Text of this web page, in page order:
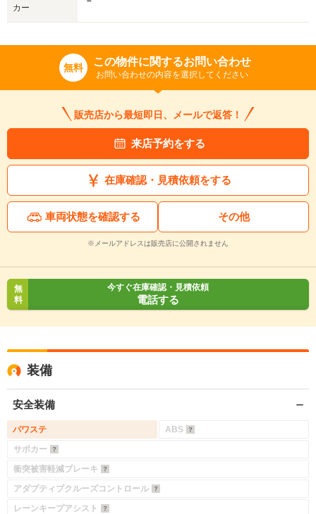
カー
無料 この物件に関するお問い合わせ
お問い合わせの内容を選択してください
販売店から最短即日、メールで返答！
来店予約をする
在庫確認・見積依頼をする
車両状態を確認する その他
※メールアドレスは販売店に公開されません
無
料
今すぐ在庫確認・見積依頼
電話する
装備
安全装備
パワステ
ABS
サポカー
衝突被害軽減ブレーキ
アダプティブクルーズコントロール
レーンキープアシスト